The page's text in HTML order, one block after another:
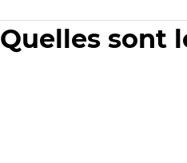
Quelles sont